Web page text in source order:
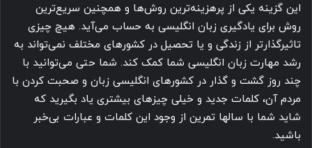
این گزینه یکی از پرهزینه‌ترین روش‌ها و همچنین سریع‌ترین
روش برای یادگیری زبان انگلیسی به حساب می‌آید. هیچ چیزی
تاثیرگذارتر از زندگی و یا تحصیل در کشورهای مختلف نمی‌تواند به
رشد مهارت زبان انگلیسی شما کمک کند. شما حتی می‌توانید با
چند روز گشت و گذار در کشورهای انگلیسی زبان و صحبت کردن با
مردم آن، کلمات جدید و خیلی چیزهای بیشتری یاد بگیرید که
شاید شما با سالها تمرین از وجود این کلمات و عبارات بی‌خبر
باشید.